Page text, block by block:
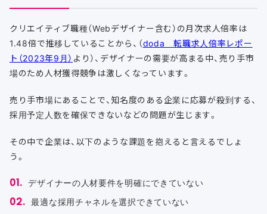
クリエイティブ職種（Webデザイナー含む）の月次求人倍率は
1.48倍で推移していることから、（doda 転職求人倍率レポー
ト（2023年9月） より）、デザイナーの需要が高まる中、売り手市
場のため人材獲得競争は激しくなっています。
売り手市場にあることで、知名度のある企業に応募が殺到する、
採用予定人数を確保できないなどの問題が生じます。
その中で企業は、以下のような課題を抱えると言えるでしょ
う。
デザイナーの人材要件を明確にできていない
最適な採用チャネルを選択できていない